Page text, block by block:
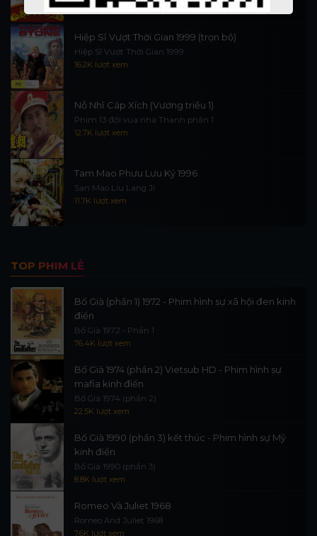
Hiệp Sĩ Vượt Thời Gian 1999 (trọn bộ)
Hiệp Sĩ Vượt Thời Gian 1999
16.2K lượt xem
Nỗ Nhĩ Cáp Xích (Vương triều 1)
Phim 13 đời vua nhà Thanh phần 1
12.7K lượt xem
Tam Mao Phưu Lưu Ký 1996
San Mao Liu Lang Ji
11.7K lượt xem
TOP PHIM LẺ
Bố Già (phần 1) 1972 - Phim hình sự xã hội đen kinh
điển
Bố Già 1972 - Phần 1
76.4K lượt xem
Bố Già 1974 (phần 2) Vietsub HD - Phim hình sự
mafia kinh điển
Bố Già 1974 (phần 2)
22.5K lượt xem
Bố Già 1990 (phần 3) kết thúc - Phim hình sự Mỹ
kinh điển
Bố Già 1990 (phần 3)
8.8K lượt xem
Romeo Và Juliet 1968
Romeo And Juliet 1968
7.6K lượt xem